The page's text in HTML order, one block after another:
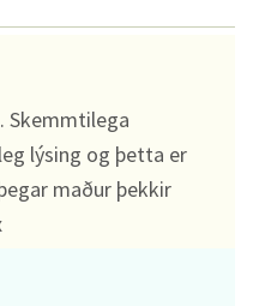
Skemmtilega
lýsing og þetta er
maður þekkir